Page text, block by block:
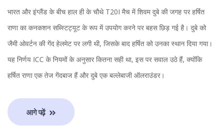
भारत और इंग्लैंड के बीच हाल ही के चौथे T20I मैच में शिवम दुबे की जगह पर हर्षित
राणा का कनकशन सब्स्टिट्यूट के रूप में उपयोग करने पर बहस छिड़ गई है। दुबे को
जैमी ओवर्टन की गेंद हेलमेट पर लगी थी, जिसके बाद हर्षित को उनका स्थान दिया गया।
यह निर्णय ICC के नियमों के अनुसार कितना सही था, इस पर सवाल उठे हैं, क्योंकि
हर्षित राणा एक तेज गेंदबाज हैं और दुबे एक बल्लेबाजी ऑलराउंडर।
आगे पढ़ें